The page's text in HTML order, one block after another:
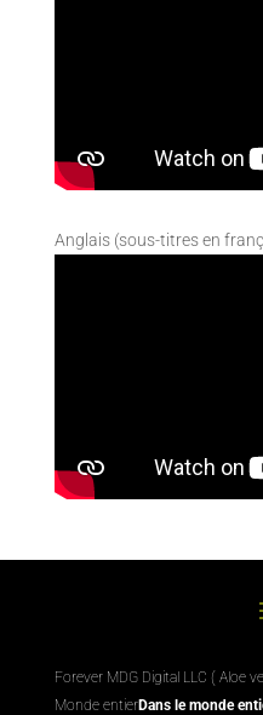
Anglais (sous-titres en
Forever MDG Digital LLC ( Aloe
Monde entierDans le monde